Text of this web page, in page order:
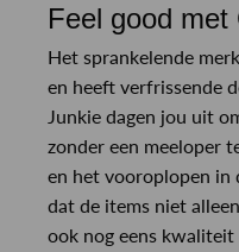
Feel good met
Het sprankelende
en heeft verfrissende
Junkie dagen jou uit
zonder een meeloper
en het vooroplopen in
dat de items niet
ook nog eens